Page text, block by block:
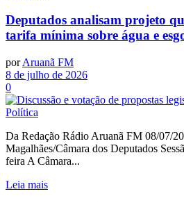
Deputados analisam projeto
tarifa mínima sobre água e
por Aruanã FM
8 de julho de 2026
0
Política
Da Redação Rádio Aruanã FM 08/07/
Magalhães/Câmara dos Deputados
feira A Câmara...
Leia mais